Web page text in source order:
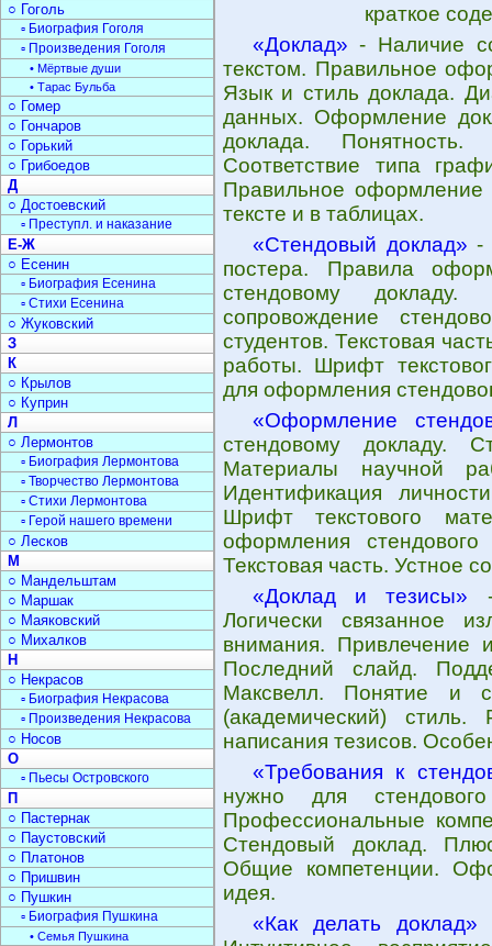
краткое
«Доклад» - Наличие
текстом. Правильное
Язык и стиль доклада.
данных. Оформление
доклада.
Соответствие типа
Правильное оформление
тексте и в таблицах.
«Стендовый доклад» -
постера. Правила
стендовому
сопровождение
студентов. Текстовая
работы. Шрифт
для оформления
«Оформление
стендовому докладу.
Материалы научной
Идентификация
Шрифт текстового
оформления
Текстовая часть. Устное
«Доклад и тезисы» -
Логически связанное
внимания. Привлечение
Последний слайд.
Максвелл. Понятие и
(академический) стиль.
написания тезисов.
«Требования к
нужно для
Профессиональные
Стендовый доклад.
Общие компетенции.
идея.
«Как делать доклад»
○ Гоголь
▫ Биография Гоголя
▫ Произведения Гоголя
• Мёртвые души
• Тарас Бульба
○ Гомер
○ Гончаров
○ Горький
○ Грибоедов
Д
○ Достоевский
▫ Преступл. и наказание
Е-Ж
○ Есенин
▫ Биография Есенина
▫ Стихи Есенина
○ Жуковский
З
К
○ Крылов
○ Куприн
Л
○ Лермонтов
▫ Биография Лермонтова
▫ Творчество Лермонтова
▫ Стихи Лермонтова
▫ Герой нашего времени
○ Лесков
М
○ Мандельштам
○ Маршак
○ Маяковский
○ Михалков
Н
○ Некрасов
▫ Биография Некрасова
▫ Произведения Некрасова
○ Носов
О
▫ Пьесы Островского
П
○ Пастернак
○ Паустовский
○ Платонов
○ Пришвин
○ Пушкин
▫ Биография Пушкина
• Семья Пушкина